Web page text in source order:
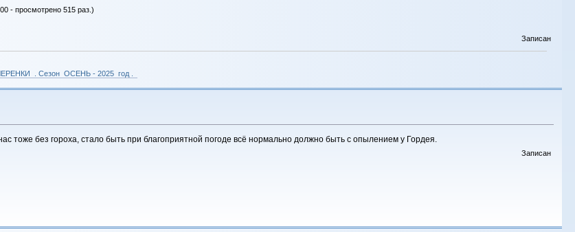
- просмотрено 515 раз.)
Записан
ЧЕРЕНКИ . Сезон ОСЕНЬ - 2025 год .
тоже без гороха, стало быть при благоприятной погоде всё нормально должно быть с опылением у Гордея.
Записан